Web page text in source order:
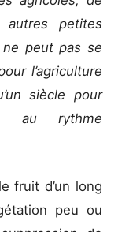
petites
ne peut pas se
l’agriculture
siècle pour
au rythme
fruit d’un long
peu ou